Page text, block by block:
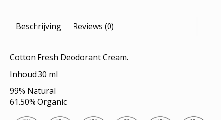
Beschrijving Reviews (0)
Cotton Fresh Deodorant Cream.
Inhoud:30 ml
99% Natural
61.50% Organic